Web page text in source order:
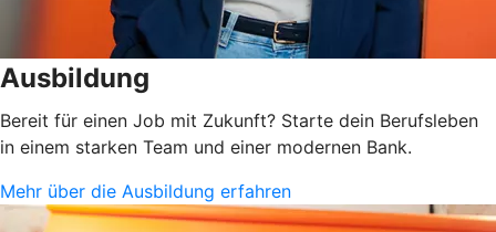
Ausbildung
Bereit für einen Job mit Zukunft? Starte dein Berufsleben
in einem starken Team und einer modernen Bank.
Mehr über die Ausbildung erfahren